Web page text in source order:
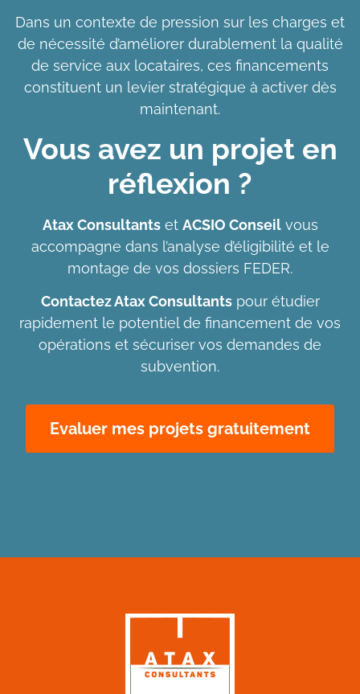
Dans un contexte de pression sur les charges et
de nécessité d’améliorer durablement la qualité
de service aux locataires, ces financements
constituent un levier stratégique à activer dès
maintenant.
Vous avez un projet en
réflexion ?
Atax Consultantset ACSIO Conseilvous
accompagne dans l’analyse d’éligibilité et le
montage de vos dossiers FEDER.
Contactez Atax Consultantspour étudier
rapidement le potentiel de financement de vos
opérations et sécuriser vos demandes de
subvention.
Evaluer mes projets gratuitement